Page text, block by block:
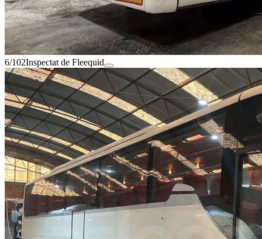
6/102Inspectat de Fleequid